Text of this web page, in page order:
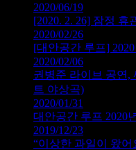
2020/06/19
[2020. 2. 26] 잠정 휴
2020/02/26
[대안공간 루프]
2020/02/06
권병준 라이브 공연,
트 야상곡)
2020/01/31
대안공간 루프 2020
2019/12/23
“이상한 과일이 왔어